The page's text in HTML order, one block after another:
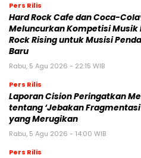
Pers Rilis
Hard Rock Cafe dan Coca-
Meluncurkan Kompetisi Musik
Rock Rising untuk Musisi
Baru
Rabu, 5 Agu 2026 - 22:15 WIB
Pers Rilis
Laporan Cision Peringatkan
tentang ‘Jebakan Fragmentasi
yang Merugikan
Rabu, 5 Agu 2026 - 14:00 WIB
Pers Rilis